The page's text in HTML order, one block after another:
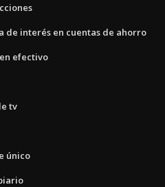
de interés en cuentas de ahorro
efectivo
tv
único